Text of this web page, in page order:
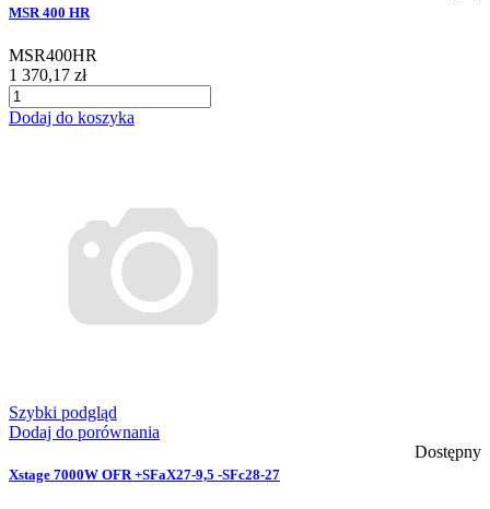
MSR 400 HR
MSR400HR
1 370,17 zł
Dodaj do koszyka
Szybki podgląd
Dodaj do porównania
Dostępny
Xstage 7000W OFR +SFaX27-9,5 -SFc28-27